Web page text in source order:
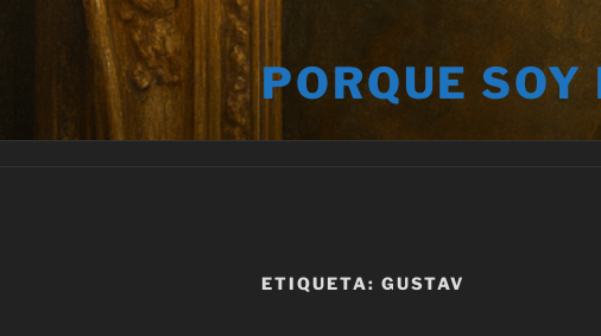
PORQUE
ETIQUETA: GUSTAV